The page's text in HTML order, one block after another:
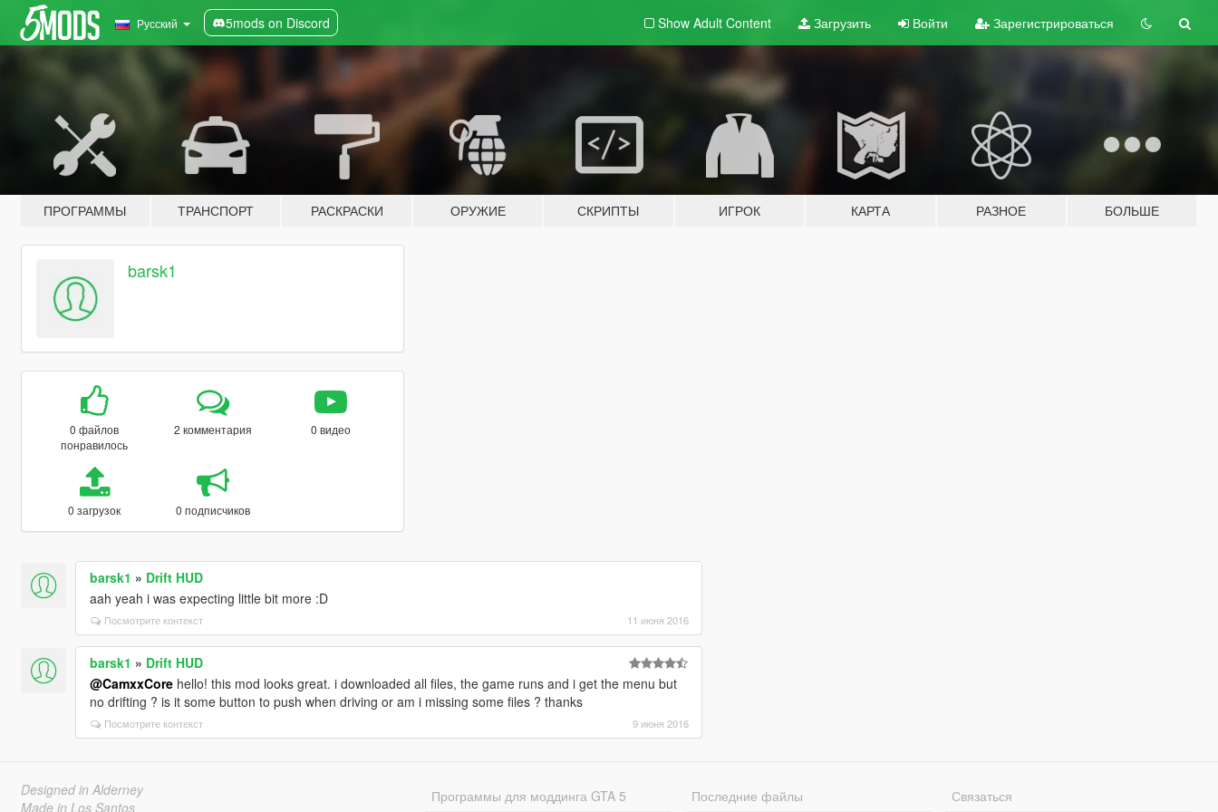
Русский 5mods on Discord Show Adult Content Загрузить Войти Зарегистрироваться
ПРОГРАММЫ ТРАНСПОРТ РАСКРАСКИ ОРУЖИЕ СКРИПТЫ ИГРОК КАРТА РАЗНОЕ БОЛЬШЕ
barsk1
0 файлов
понравилось
2 комментария 0 видео
0 загрузок 0 подписчиков
barsk1 » Drift HUD
aah yeah i was expecting little bit more :D
Посмотрите контекст 11 июня 2016
barsk1 » Drift HUD
@CamxxCorehello! this mod looks great. i downloaded all files, the game runs and i get the menu but
no drifting ? is it some button to push when driving or am i missing some files ? thanks
Посмотрите контекст 9 июня 2016
Designed in Alderney
Made in Los Santos
Программы для моддинга GTA 5 Последние файлы Связаться